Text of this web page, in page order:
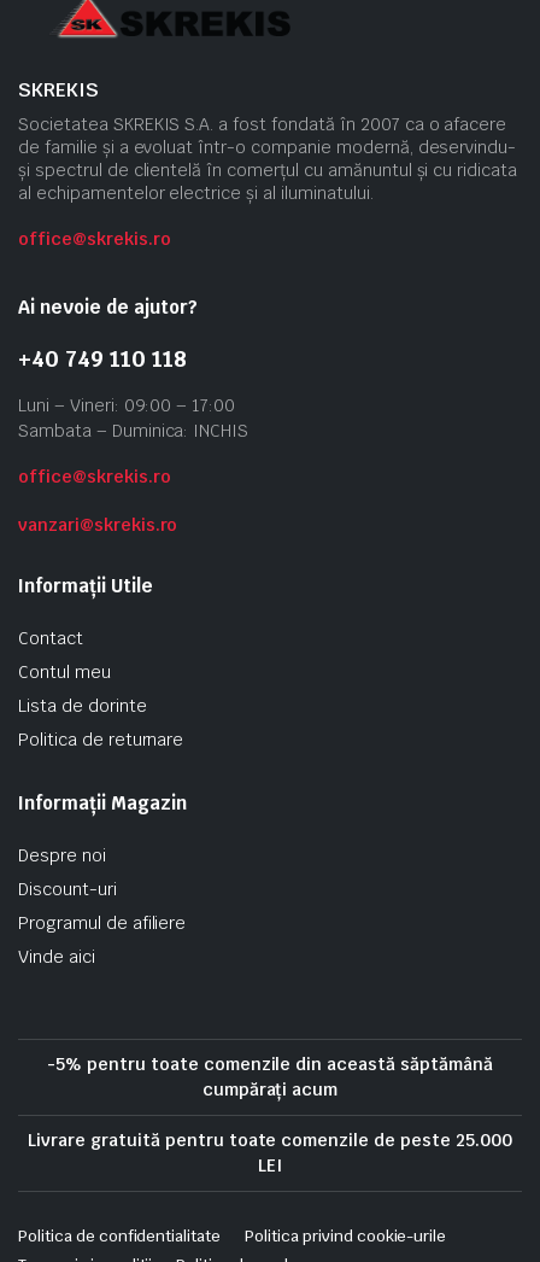
SKREKIS
Societatea SKREKIS S.A. a fost fondată în 2007 ca o afacere
de familie și a evoluat într-o companie modernă, deservindu-
și spectrul de clientelă în comerțul cu amănuntul și cu ridicata
al echipamentelor electrice și al iluminatului.
office@skrekis.ro
Ai nevoie de ajutor?
+40 749 110 118
Luni – Vineri: 09:00 – 17:00
Sambata – Duminica: INCHIS
office@skrekis.ro
vanzari@skrekis.ro
Informații Utile
Contact
Contul meu
Lista de dorinte
Politica de returnare
Informații Magazin
Despre noi
Discount-uri
Programul de afiliere
Vinde aici
-5% pentru toate comenzile din această săptămână
cumpărați acum
Livrare gratuită pentru toate comenzile de peste 25.000
LEI
Politica de confidentialitate
Politica privind cookie-urile